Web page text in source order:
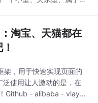
S淘宝、天猫都在
，用于快速实现页面的
使用让人激动的是，在
Github - alibaba - vlayou